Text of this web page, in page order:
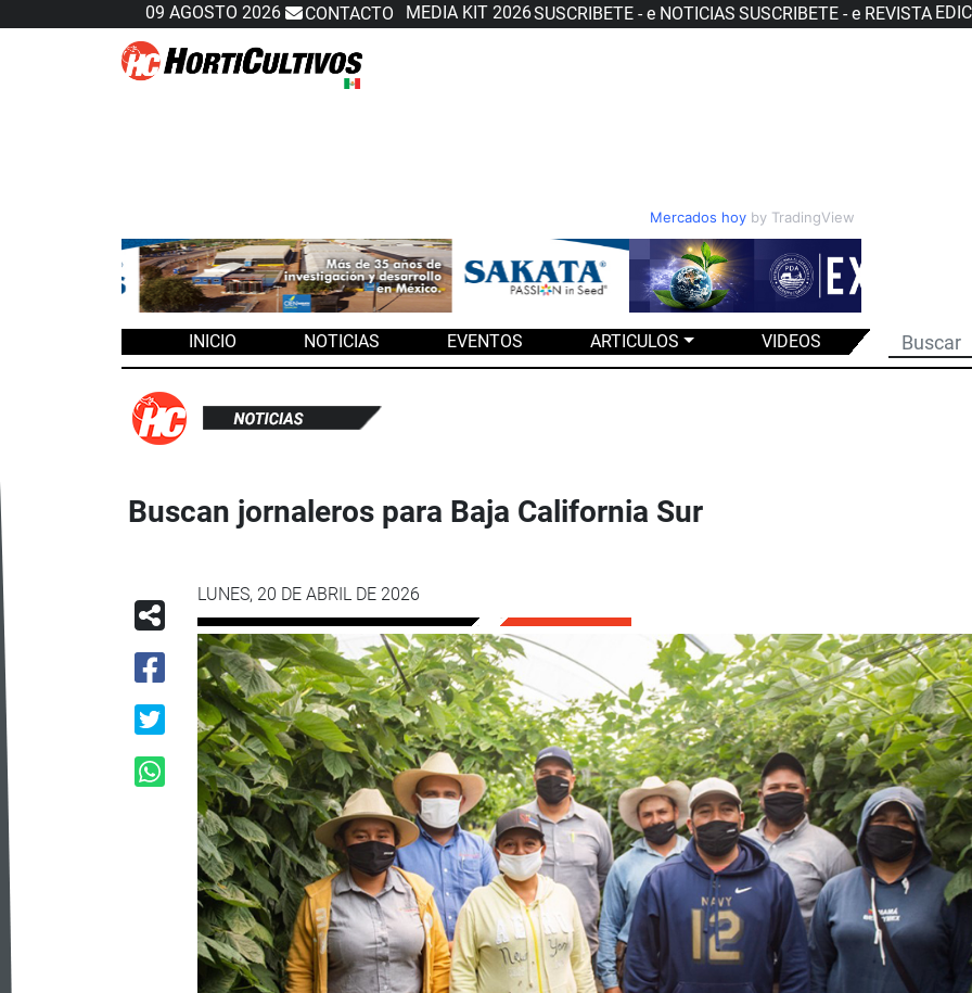
09 AGOSTO 2026 CONTACTO MEDIA KIT 2026SUSCRIBETE - e NOTICIAS SUSCRIBETE - e REVISTA
Mercados hoyby TradingView
Slide 2 of 3
INICIO NOTICIAS EVENTOS ARTICULOS VIDEOS
Buscan jornaleros para Baja California Sur
LUNES, 20 DE ABRIL DE 2026